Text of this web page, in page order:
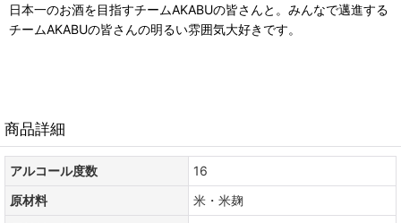
日本一のお酒を目指すチームAKABUの皆さんと。みんなで邁進する
チームAKABUの皆さんの明るい雰囲気大好きです。
商品詳細
アルコール度数
16
原材料
米・米麹